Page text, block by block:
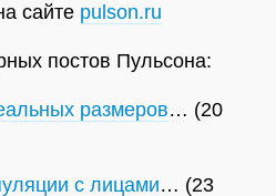
сайте pulson.ru
постов Пульсона:
размеров… (20
с лицами… (23